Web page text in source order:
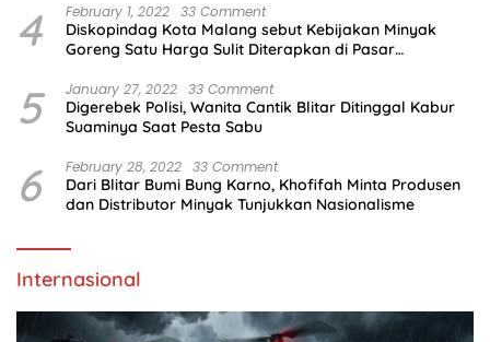
4 February 1, 2022 33 Comment
Diskopindag Kota Malang sebut Kebijakan Minyak
Goreng Satu Harga Sulit Diterapkan di Pasar
5 January 27, 2022 33 Comment
Digerebek Polisi, Wanita Cantik Blitar Ditinggal Kabur
Suaminya Saat Pesta Sabu
6 February 28, 2022 33 Comment
Dari Blitar Bumi Bung Karno, Khofifah Minta Produsen
dan Distributor Minyak Tunjukkan Nasionalisme
Internasional